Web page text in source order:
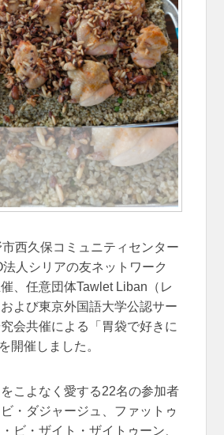
西久保コミュニティセンター
人シリアの友ネットワーク
催、任意団体Tawlet Liban（レ
よび東京外国語大学公認サー
会共催による「胃袋で好きに
開催しました。
こよなく愛する22名の参加者
・ダジャージュ、ファットゥ
ビ・ザイト・ザイトゥーン、